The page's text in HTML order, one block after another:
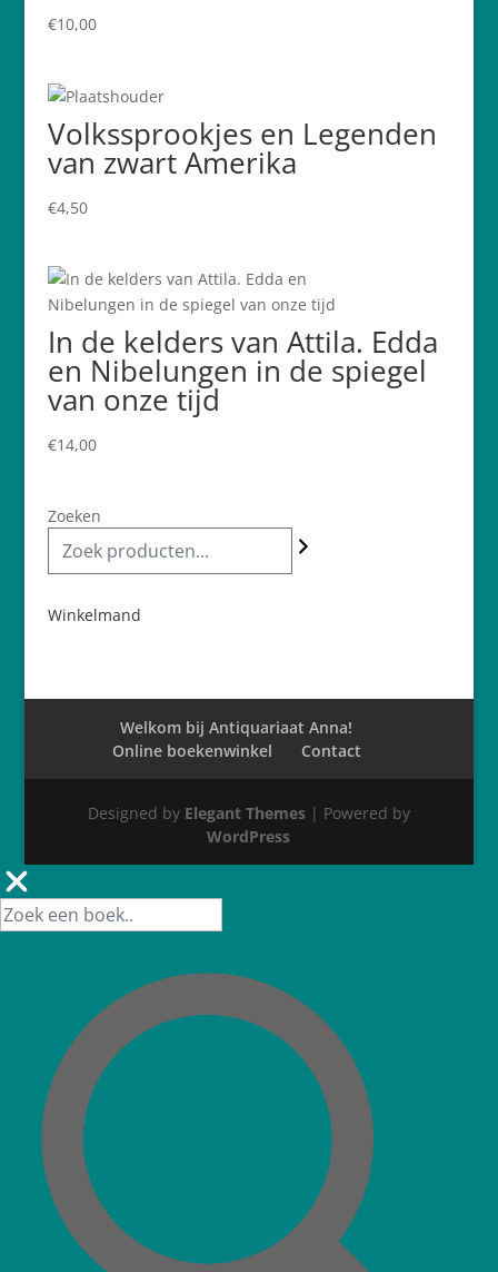
€10,00
Volkssprookjes en Legenden
van zwart Amerika
€4,50
In de kelders van Attila. Edda
en Nibelungen in de spiegel
van onze tijd
€14,00
Zoeken
Winkelmand
Welkom bij Antiquariaat Anna!
Online boekenwinkel
Contact
Designed by Elegant Themes| Powered by
WordPress